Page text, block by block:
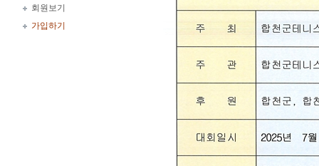
회원보기
가입하기